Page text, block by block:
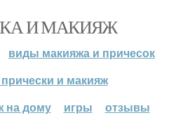
И МАКИЯЖ
виды макияжа и причесок
прически и макияж
на дому
игры отзывы